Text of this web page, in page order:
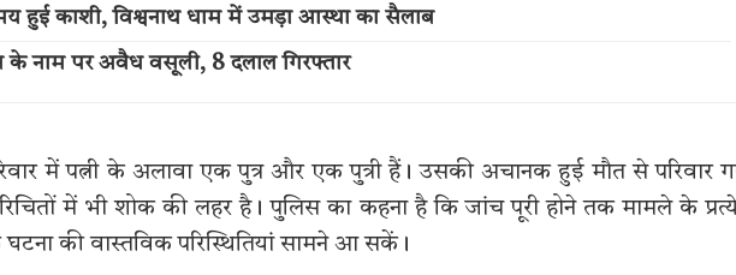
हुई काशी, विश्वनाथ धाम में उमड़ा आस्था का सैलाब
के नाम पर अवैध वसूली, 8 दलाल गिरफ्तार
में पत्नी के अलावा एक पुत्र और एक पुत्री हैं। उसकी अचानक हुई मौत से परिवार
में भी शोक की लहर है। पुलिस का कहना है कि जांच पूरी होने तक मामले के
की वास्तविक परिस्थितियां सामने आ सकें।